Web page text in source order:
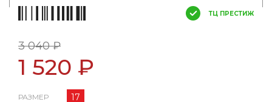
ТЦ ПРЕСТИЖ
3 040 ₽
1 520 ₽
РАЗМЕР 17